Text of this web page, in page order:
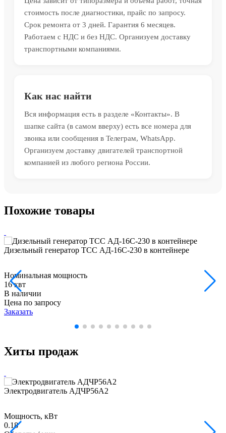
стоимость после диагностики, прайс по запросу.
Срок ремонта от 3 дней. Гарантия 6 месяцев.
Работаем с НДС и без НДС. Организуем доставку
транспортными компаниями.
Как нас найти
Вся информация есть в разделе «Контакты». В
шапке сайта (в самом вверху) есть все номера для
звонка или сообщения в Телеграм, WhatsApp.
Организуем доставку двигателей транспортной
компанией из любого региона России.
Похожие товары
Дизельный генератор ТСС АД-16С-230 в контейнере
Номинальная мощность
16 квт
В наличии
Цена по запросу
Заказать
Хиты продаж
Электродвигатель АДЧР56А2
Мощность, кВт
0.18